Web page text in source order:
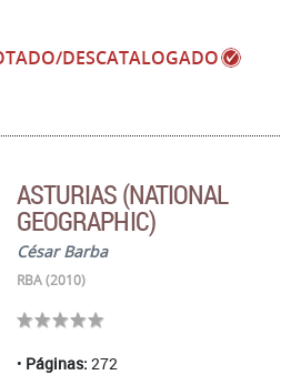
DESCATALOGADO
ASTURIAS (NATIONAL
GEOGRAPHIC)
César Barba
RBA (2010)
Páginas: 272